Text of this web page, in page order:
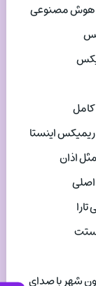
هوش مصنوعی
اینستا
اذان
شهر با صدای